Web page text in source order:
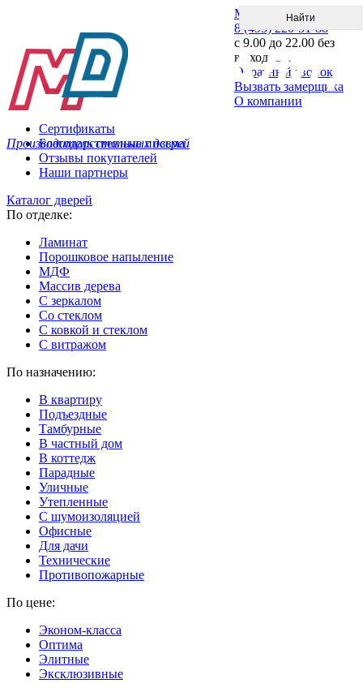
Производитель стальных дверей
Меню
8 (495) 220-51-88
с 9.00 до 22.00 без
выходных
Обратный звонок
Вызвать замерщика
О компании
Сертификаты
Благодарственные письма
Отзывы покупателей
Наши партнеры
Каталог дверей
По отделке:
Ламинат
Порошковое напыление
МДФ
Массив дерева
С зеркалом
Со стеклом
С ковкой и стеклом
С витражом
По назначению:
В квартиру
Подъездные
Тамбурные
В частный дом
В коттедж
Парадные
Уличные
Утепленные
C шумоизоляцией
Офисные
Для дачи
Технические
Противопожарные
По цене:
Эконом-класса
Оптима
Элитные
Эксклюзивные